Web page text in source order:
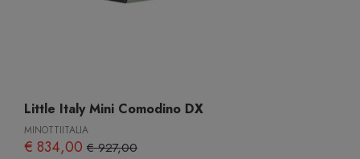
Little Italy Mini Comodino DX
MINOTTIITALIA
€ 834,00 € 927,00